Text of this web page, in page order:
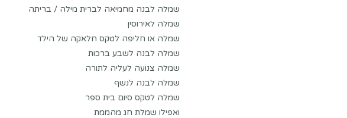
שמלה לבנה מחמיאה לברית מילה / בריתה
שמלה לאירוסין
שמלה או חליפה לטקס חלאקה של הילד
שמלה לבנה לשבע ברכות
שמלה צנועה לעליה לתורה
שמלה לבנה לנשף
שמלה לטקס סיום בית ספר
ואפילו שמלת חג מהממת